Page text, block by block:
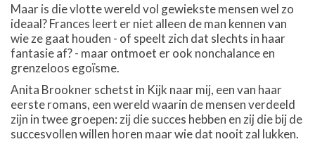
Maar is die vlotte wereld vol gewiekste mensen wel zo
ideaal? Frances leert er niet alleen de man kennen van
wie ze gaat houden - of speelt zich dat slechts in haar
fantasie af? - maar ontmoet er ook nonchalance en
grenzeloos egoïsme.
Anita Brookner schetst in Kijk naar mij, een van haar
eerste romans, een wereld waarin de mensen verdeeld
zijn in twee groepen: zij die succes hebben en zij die bij de
succesvollen willen horen maar wie dat nooit zal lukken.